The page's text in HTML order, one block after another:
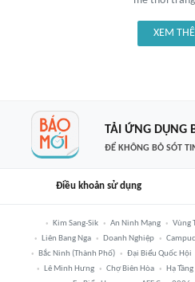
XEM
TẢI ỨNG DỤNG
ĐỂ KHÔNG BỎ SÓT
Điều khoản sử dụng
Kim Sang-Sik An Ninh Mạng Vùng
Liên Bang Nga
Doanh Nghiệp
Bắc Ninh (thành Phố)
Đại Biểu Quốc Hội
Lê Minh Hưng
Chợ Biên Hòa Hạ Tầng